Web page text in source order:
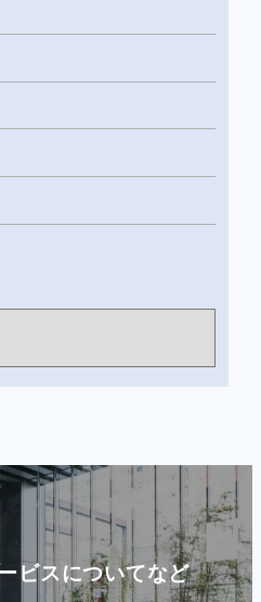
ビスについてなど